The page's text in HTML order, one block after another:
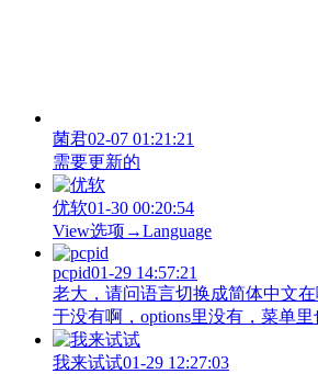
菌君02-07 01:21:21
需要更新的
优软01-30 00:20:54
View‌选项→Language
pcpid01-29 14:57:21
老大，请问语言切换成简体中文
于没有啊，options里没有，菜单
我来试试01-29 12:27:03